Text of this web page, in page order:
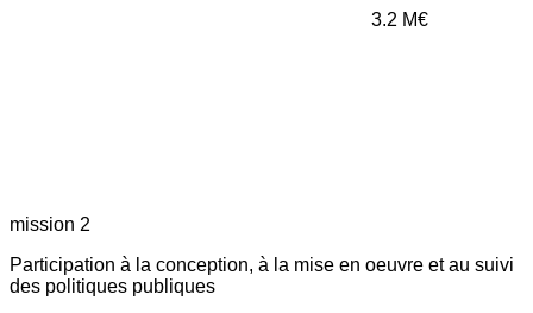
3.2 M€
mission 2
Participation à la conception, à la mise en oeuvre et au suivi
des politiques publiques